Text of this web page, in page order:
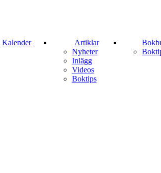
Kalender
Artiklar
Nyheter
Inlägg
Videos
Boktips